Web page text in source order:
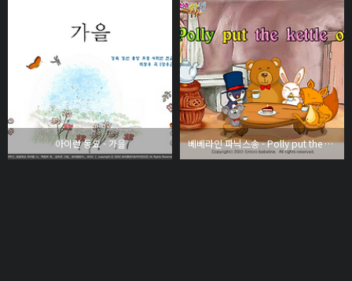
아이런 동요 - 가을 베베라인 파닉스송 - Polly put the kettle on